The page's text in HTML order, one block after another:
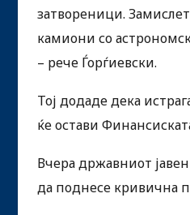
затвореници.
камиони со
– рече Ѓорѓиевски.
Тој додаде дека
ќе остави
Вчера државниот
да поднесе кривична